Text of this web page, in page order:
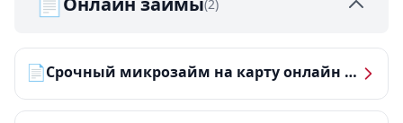
(2)
📄 Срочный микрозайм на карту онлайн — получить деньги за 5 минут